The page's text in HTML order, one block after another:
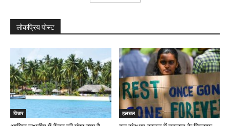
लोकप्रिय पोस्ट
विचार हलचल